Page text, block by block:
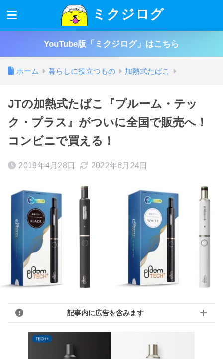
ミクジログ
YouTube版「ミクジログ」はこちら
ホーム 暮らしに役立つもの 加熱式たばこ
JTの加熱式たばこ『プルーム・テッ
ク・プラス』がついに全国で販売へ！
コンビニで買える！
2019年4月28日 2022年6月24日
記事内に広告を含みます